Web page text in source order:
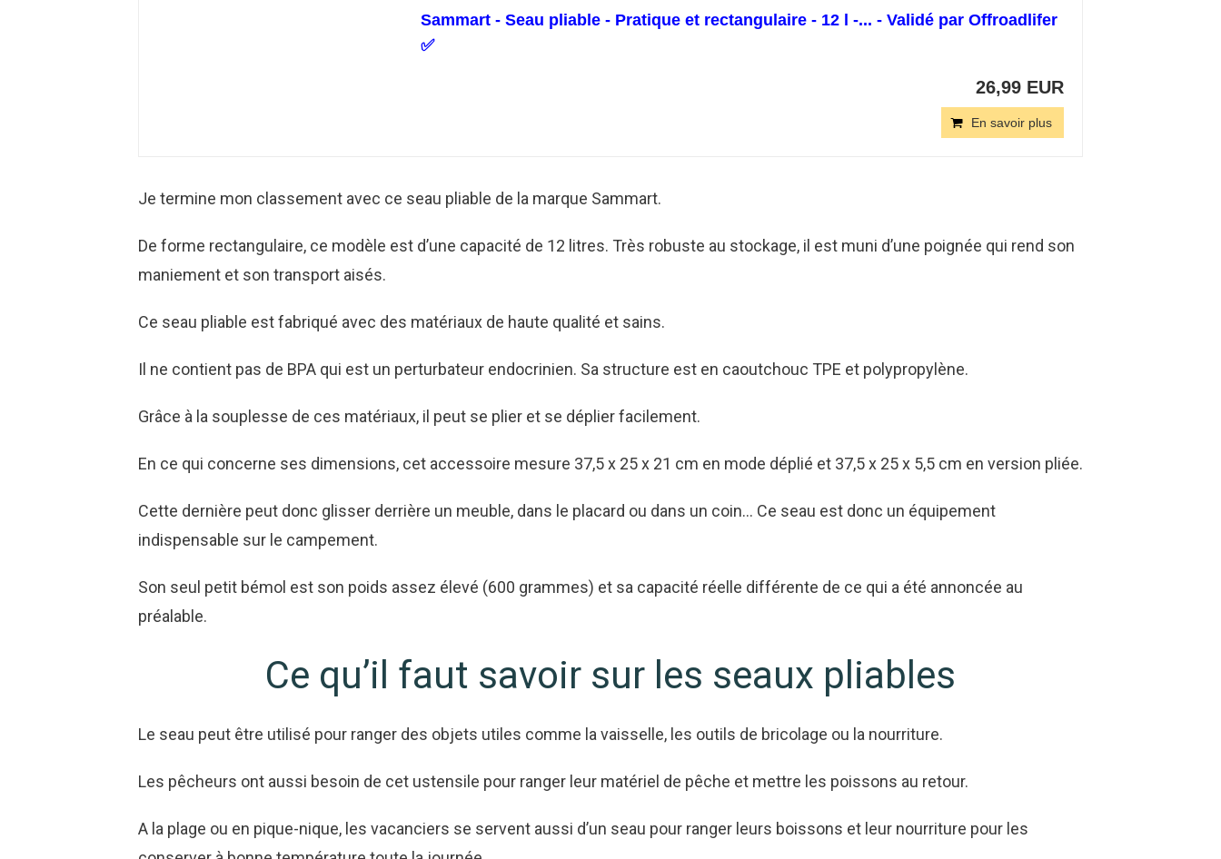
Sammart - Seau pliable - Pratique et rectangulaire - 12 l -... - Validé par Offroadlifer
✅
26,99 EUR
En savoir plus
Je termine mon classement avec ce seau pliable de la marque Sammart.
De forme rectangulaire, ce modèle est d’une capacité de 12 litres. Très robuste au stockage, il est muni d’une poignée qui rend son
maniement et son transport aisés.
Ce seau pliable est fabriqué avec des matériaux de haute qualité et sains.
Il ne contient pas de BPA qui est un perturbateur endocrinien. Sa structure est en caoutchouc TPE et polypropylène.
Grâce à la souplesse de ces matériaux, il peut se plier et se déplier facilement.
En ce qui concerne ses dimensions, cet accessoire mesure 37,5 x 25 x 21 cm en mode déplié et 37,5 x 25 x 5,5 cm en version pliée.
Cette dernière peut donc glisser derrière un meuble, dans le placard ou dans un coin… Ce seau est donc un équipement
indispensable sur le campement.
Son seul petit bémol est son poids assez élevé (600 grammes) et sa capacité réelle différente de ce qui a été annoncée au
préalable.
Ce qu’il faut savoir sur les seaux pliables
Le seau peut être utilisé pour ranger des objets utiles comme la vaisselle, les outils de bricolage ou la nourriture.
Les pêcheurs ont aussi besoin de cet ustensile pour ranger leur matériel de pêche et mettre les poissons au retour.
A la plage ou en pique-nique, les vacanciers se servent aussi d’un seau pour ranger leurs boissons et leur nourriture pour les